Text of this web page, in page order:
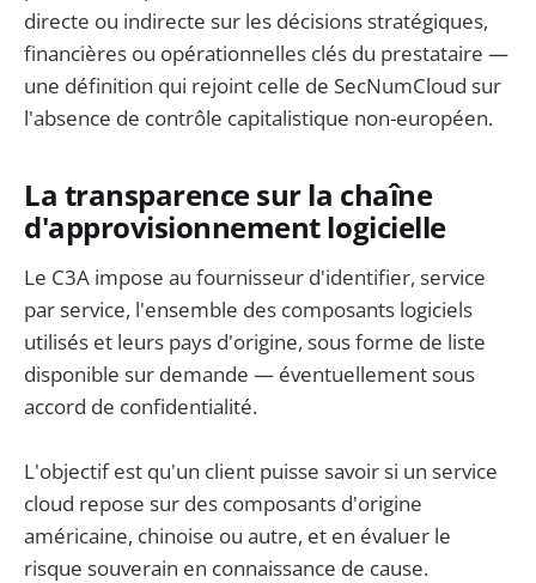
directe ou indirecte sur les décisions stratégiques,
financières ou opérationnelles clés du prestataire —
une définition qui rejoint celle de SecNumCloud sur
l'absence de contrôle capitalistique non-européen.
La transparence sur la chaîne
d'approvisionnement logicielle
Le C3A impose au fournisseur d'identifier, service
par service, l'ensemble des composants logiciels
utilisés et leurs pays d'origine, sous forme de liste
disponible sur demande — éventuellement sous
accord de confidentialité.
L'objectif est qu'un client puisse savoir si un service
cloud repose sur des composants d'origine
américaine, chinoise ou autre, et en évaluer le
risque souverain en connaissance de cause.